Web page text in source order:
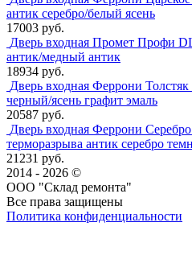
антик серебро/белый ясень
17003 руб.
Дверь входная Промет Профи
антик/медный антик
18934 руб.
Дверь входная Феррони Толстяк
черный/ясень графит эмаль
20587 руб.
Дверь входная Феррони
терморазрыва антик серебро
21231 руб.
2014 - 2026 ©
ООО "Склад ремонта"
Все права защищены
Политика конфиденциальности